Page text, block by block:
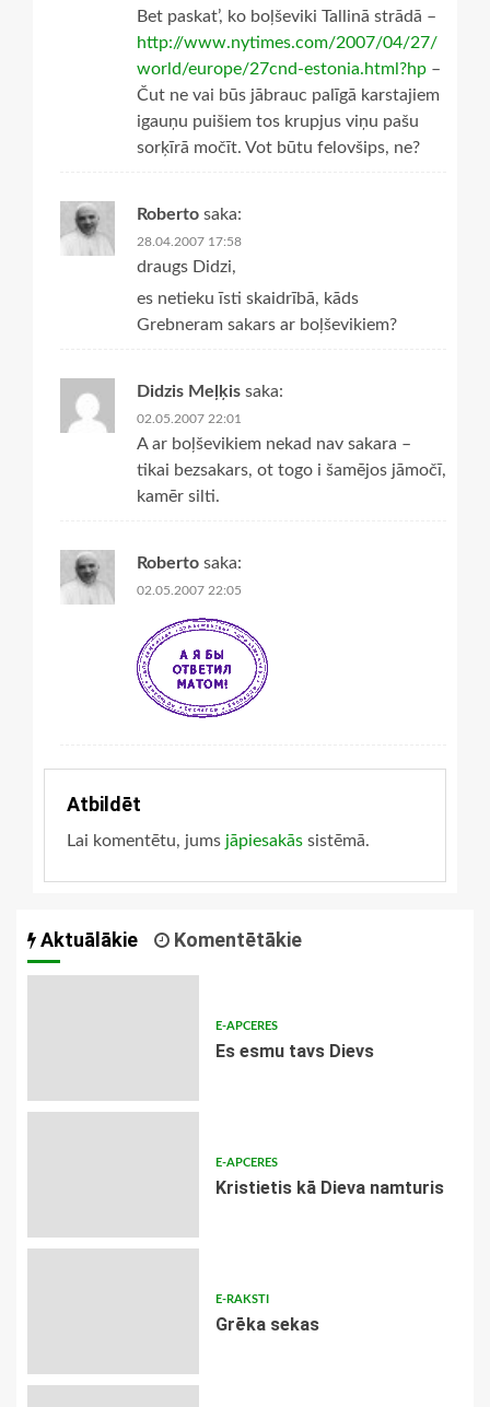
Bet paskat’, ko boļševiki Tallinā strādā –
http://www.nytimes.com/2007/04/27/
world/europe/27cnd-estonia.html?hp –
Čut ne vai būs jābrauc palīgā karstajiem
igauņu puišiem tos krupjus viņu pašu
sorķīrā močīt. Vot būtu felovšips, ne?
Roberto saka:
28.04.2007 17:58
draugs Didzi,
es netieku īsti skaidrībā, kāds
Grebneram sakars ar boļševikiem?
Didzis Meļķis saka:
02.05.2007 22:01
A ar boļševikiem nekad nav sakara –
tikai bezsakars, ot togo i šamējos jāmočī,
kamēr silti.
Roberto saka:
02.05.2007 22:05
Atbildēt
Lai komentētu, jums jāpiesakās sistēmā.
Aktuālākie Komentētākie
E-APCERES
Es esmu tavs Dievs
E-APCERES
Kristietis kā Dieva namturis
E-RAKSTI
Grēka sekas